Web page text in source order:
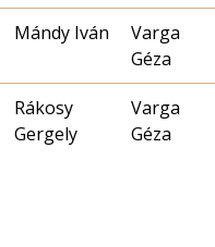
Mándy Iván
Varga
Géza
Rákosy
Gergely
Varga
Géza